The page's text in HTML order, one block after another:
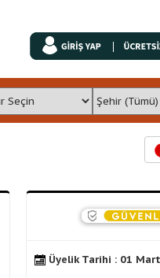
Üyelik Tarihi : 01